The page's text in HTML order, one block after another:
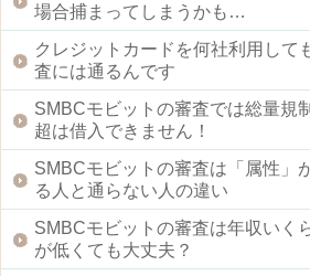
場合捕まってしまうかも…
クレジットカードを何社利用して
査には通るんです
SMBCモビットの審査では総量規
超は借入できません！
SMBCモビットの審査は「属性」
る人と通らない人の違い
SMBCモビットの審査は年収いく
が低くても大丈夫？